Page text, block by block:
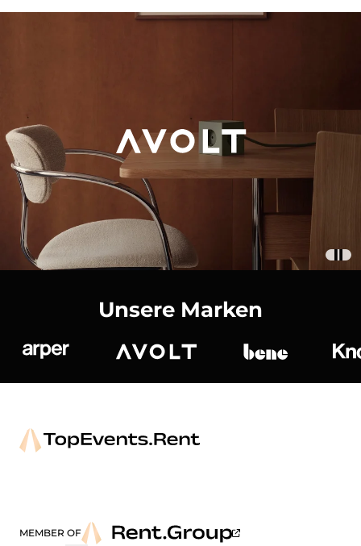
Unsere Marken
MEMBER OF